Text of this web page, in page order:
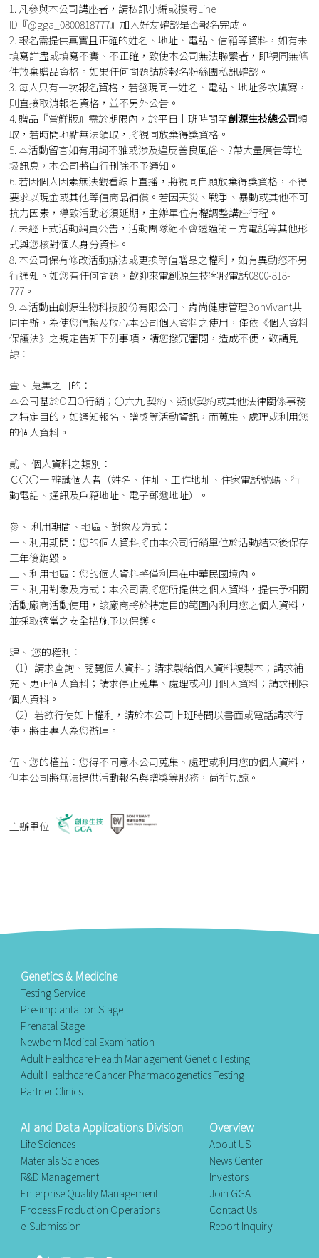
1. 凡參與本公司講座者，請私訊小編或搜尋Line
ID『@gga_0800818777』加入好友確認是否報名完成。
2. 報名需提供真實且正確的姓名、地址、電話、信箱等資料，如有未
填寫詳盡或填寫不實、不正確，致使本公司無法聯繫者，即視同無條
件放棄贈品資格。如果任何問題請於報名粉絲團私訊確認。
3. 每人只有一次報名資格，若發現同一姓名、電話、地址多次填寫，
則直接取消報名資格，並不另外公告。
4. 贈品『嘗鮮版』需於期限內，於平日上班時間至創源生技總公司領
取，若時間地點無法領取，將視同放棄得獎資格。
5. 本活動留言如有用詞不雅或涉及違反善良風俗、?帶大量廣告等垃
圾訊息，本公司將自行刪除不予通知。
6. 若因個人因素無法觀看線上直播，將視同自願放棄得獎資格，不得
要求以現金或其他等值商品補償。若因天災、戰爭、暴動或其他不可
抗力因素，導致活動必須延期，主辦單位有權調整講座行程。
7. 未經正式活動網頁公告，活動團隊絕不會透過第三方電話等其他形
式與您核對個人身分資料。
8. 本公司保有修改活動辦法或更換等值贈品之權利，如有異動怒不另
行通知。如您有任何問題，歡迎來電創源生技客服電話0800-818-
777。
9. 本活動由創源生物科技股份有限公司、肯尚健康管理BonVivant共
同主辦，為使您信賴及放心本公司個人資料之使用，僅依《個人資料
保護法》之規定告知下列事項，請您撥冗審閱，造成不便，敬請見
諒：
壹、 蒐集之目的：
本公司基於O四O行銷；○六九 契約、類似契約或其他法律關係事務
之特定目的，如通知報名、贈獎等活動資訊，而蒐集、處理或利用您
的個人資料。
貳、 個人資料之類別：
Ｃ○○一 辨識個人者（姓名、住址、工作地址、住家電話號碼、行
動電話、通訊及戶籍地址、電子郵遞地址）。
參、 利用期間、地區、對象及方式：
一、利用期間：您的個人資料將由本公司行銷單位於活動結束後保存
三年後銷毀。
二、利用地區：您的個人資料將僅利用在中華民國境內。
三、利用對象及方式：本公司需將您所提供之個人資料，提供予相關
活動廠商活動使用，該廠商將於特定目的範圍內利用您之個人資料，
並採取適當之安全措施予以保護。
肆、 您的權利：
（1）請求查詢、閱覽個人資料；請求製給個人資料複製本；請求補
充、更正個人資料；請求停止蒐集、處理或利用個人資料；請求刪除
個人資料。
（2）若欲行使如上權利，請於本公司上班時間以書面或電話請求行
使，將由專人為您辦理。
伍、您的權益：您得不同意本公司蒐集、處理或利用您的個人資料，
但本公司將無法提供活動報名與贈獎等服務，尚祈見諒。
主辦單位
Genetics & Medicine
Testing Service
Pre-implantation Stage
Prenatal Stage
Newborn Medical Examination
Adult Healthcare Health Management Genetic Testing
Adult Healthcare Cancer Pharmacogenetics Testing
Partner Clinics
AI and Data Applications Division
Life Sciences
Materials Sciences
R&D Management
Enterprise Quality Management
Process Production Operations
e-Submission
Overview
About US
News Center
Investors
Join GGA
Contact Us
Report Inquiry